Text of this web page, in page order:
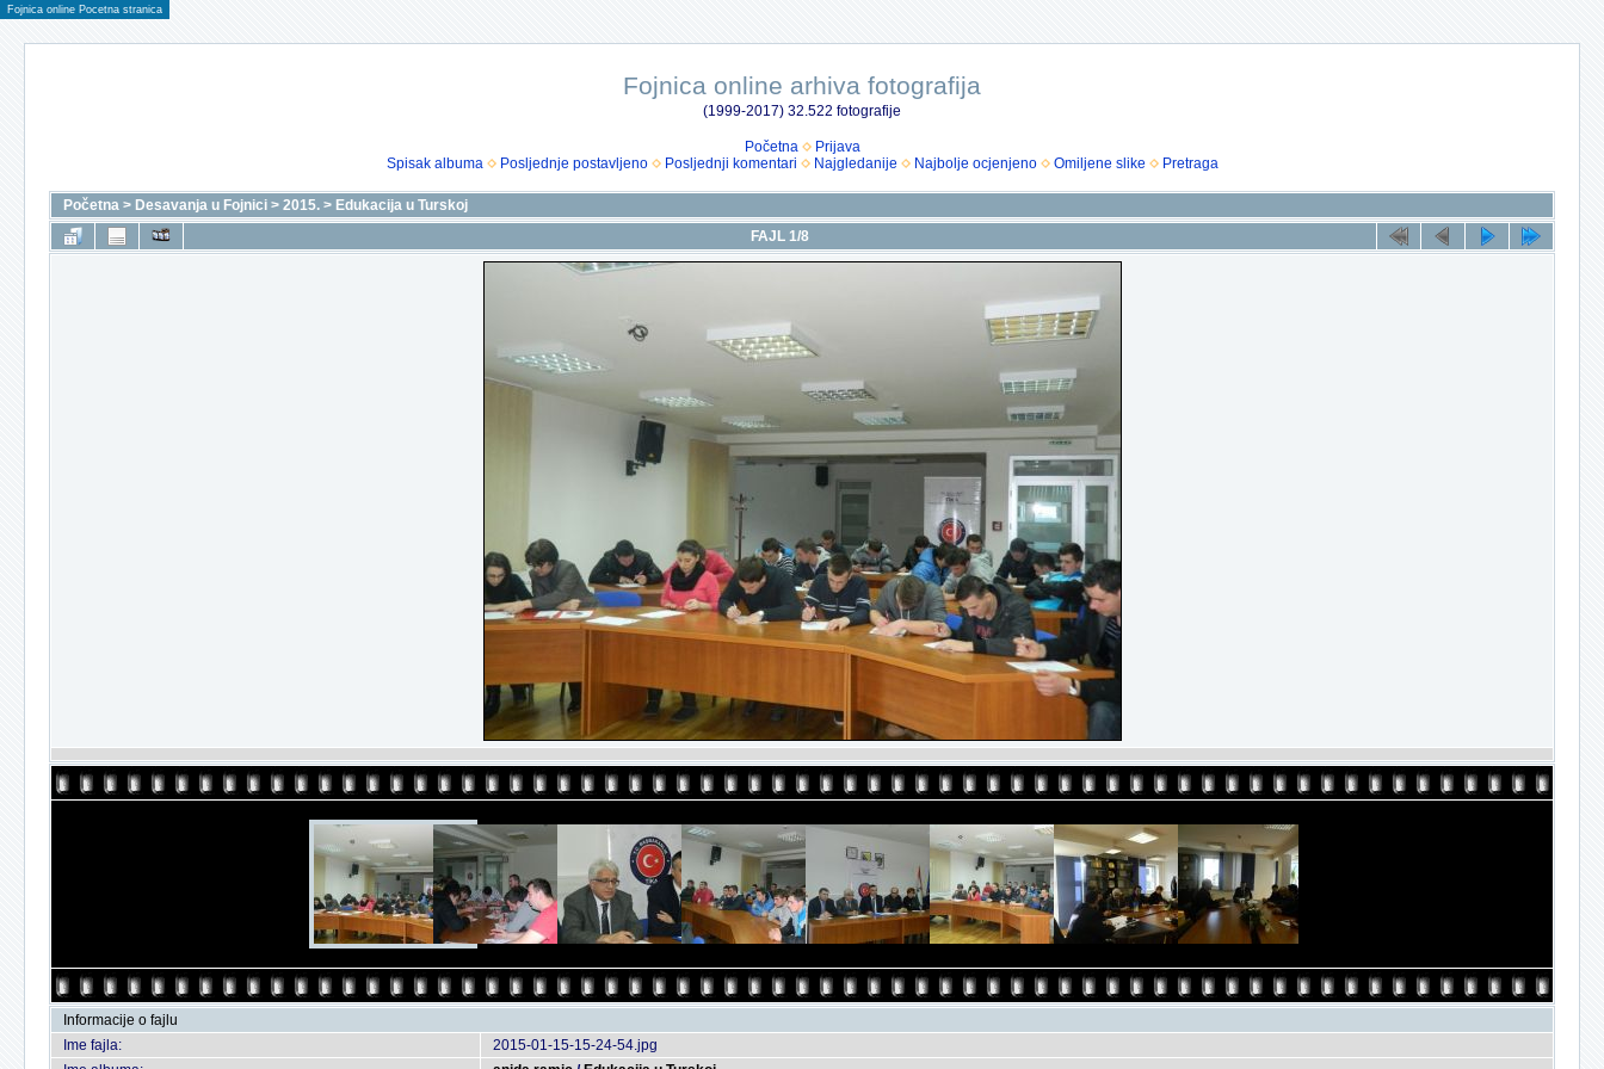
Fojnica online Pocetna stranica
Fojnica online arhiva fotografija
(1999-2017) 32.522 fotografije
Početna
Prijava
Spisak albuma
Posljednje postavljeno Posljednji komentari Najgledanije Najbolje ocjenjeno Omiljene slike Pretraga
Početna > Desavanja u Fojnici > 2015. > Edukacija u Turskoj
FAJL 1/8
Informacije o fajlu
Ime fajla:
2015-01-15-15-24-54.jpg